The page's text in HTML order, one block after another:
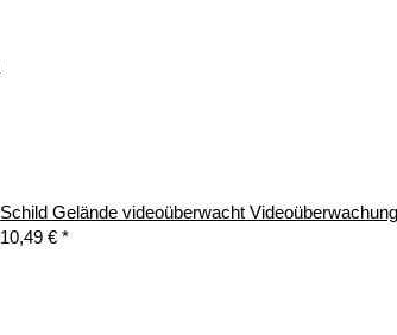
Schild Gelände videoüberwacht
10,49 € *